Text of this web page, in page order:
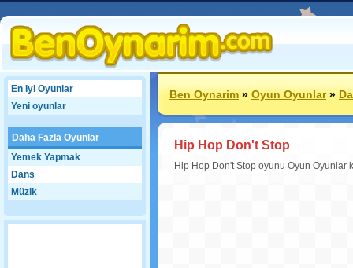
En Iyi Oyunlar
Yeni oyunlar
Daha Fazla Oyunlar
Yemek Yapmak
Dans
Müzik
Ben Oynarim»Oyun Oyunlar»
Hip Hop Don't Stop
Hip Hop Don't Stop oyunu Oyun Oyunlar